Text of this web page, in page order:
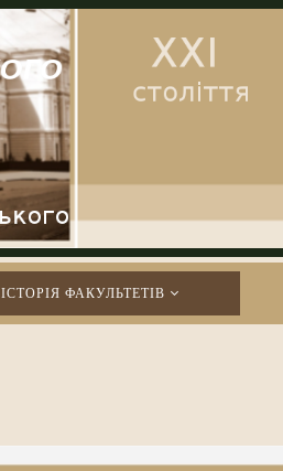
ІСТОРІЯ ФАКУЛЬТЕТІВ